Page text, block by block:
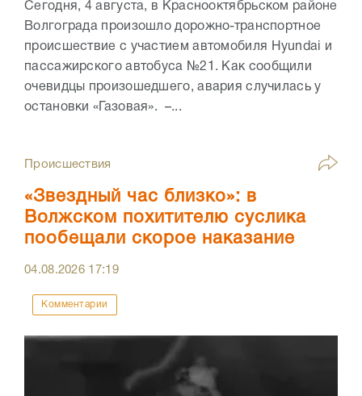
Сегодня, 4 августа, в Краснооктябрьском районе
Волгограда произошло дорожно-транспортное
происшествие с участием автомобиля Hyundai и
пассажирского автобуса №21. Как сообщили
очевидцы произошедшего, авария случилась у
остановки «Газовая». –...
Происшествия
«Звездный час близко»: в
Волжском похитителю суслика
пообещали скорое наказание
04.08.2026 17:19
Комментарии